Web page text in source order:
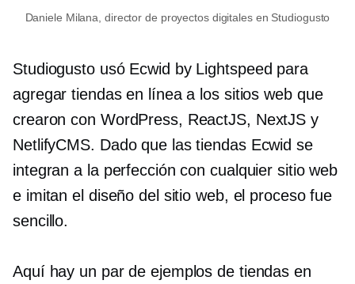
Daniele Milana, director de proyectos digitales en Studiogusto
Studiogusto usó Ecwid by Lightspeed para
agregar tiendas en línea a los sitios web que
crearon con WordPress, ReactJS, NextJS y
NetlifyCMS. Dado que las tiendas Ecwid se
integran a la perfección con cualquier sitio web
e imitan el diseño del sitio web, el proceso fue
sencillo.
Aquí hay un par de ejemplos de tiendas en